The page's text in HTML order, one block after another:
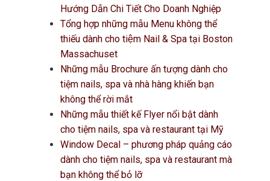
Hướng Dẫn Chi Tiết Cho Doanh Nghiệp
Tổng hợp những mẫu Menu không thể
thiếu dành cho tiệm Nail & Spa tại Boston
Massachuset
Những mẫu Brochure ấn tượng dành cho
tiệm nails, spa và nhà hàng khiến bạn
không thể rời mắt
Những mẫu thiết kế Flyer nổi bật dành
cho tiệm nails, spa và restaurant tại Mỹ
Window Decal – phương pháp quảng cáo
dành cho tiệm nails, spa và restaurant mà
bạn không thể bỏ lỡ